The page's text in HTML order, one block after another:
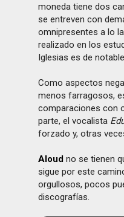
moneda tiene dos
se entreven con
omnipresentes a lo
realizado en los
Iglesias es de
Como aspectos
menos farragosos,
comparaciones con
parte, el vocalista
forzado y, otras
Aloud no se tienen
sigue por este
orgullosos, pocos
discografías.